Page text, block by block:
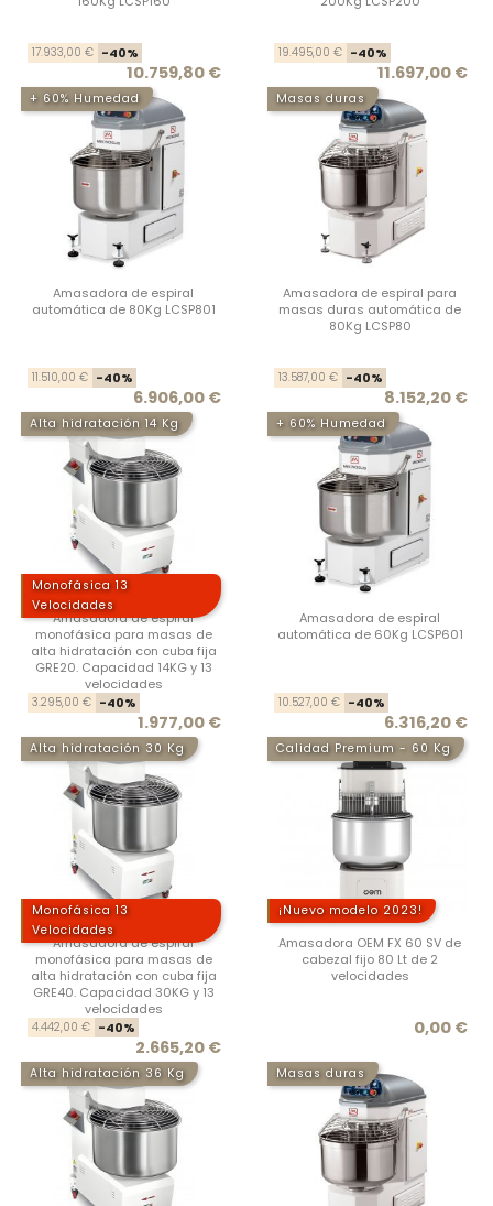
Precio base
17.933,00 € -40%
10.759,80 €
19.495,00 € -40%
11.697,00 €
+ 60% Humedad
Amasadora de espiral
automática de 80Kg LCSP801
Precio base
11.510,00 € -40%
6.906,00 €
Masas duras
Amasadora de espiral para
masas duras automática de
80Kg LCSP80
13.587,00 € -40%
8.152,20 €
Alta hidratación 14 Kg
Monofásica 13
Velocidades
Amasadora de espiral
monofásica para masas de
alta hidratación con cuba fija
GRE20. Capacidad 14KG y 13
velocidades
Precio base
3.295,00 € -40%
1.977,00 €
+ 60% Humedad
Amasadora de espiral
automática de 60Kg LCSP601
10.527,00 € -40%
6.316,20 €
Alta hidratación 30 Kg
Monofásica 13
Velocidades
Amasadora de espiral
monofásica para masas de
alta hidratación con cuba fija
GRE40. Capacidad 30KG y 13
velocidades
4.442,00 € -40%
2.665,20 €
Calidad Premium - 60 Kg
¡Nuevo modelo 2023!
Amasadora OEM FX 60 SV de
cabezal fijo 80 Lt de 2
velocidades
0,00 €
Alta hidratación 36 Kg Masas duras